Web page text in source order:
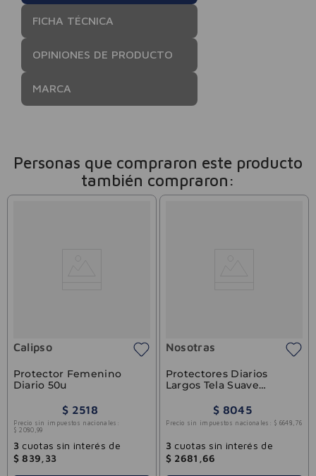
FICHA TÉCNICA
OPINIONES DE PRODUCTO
MARCA
Personas que compraron este producto
también compraron:
Calipso
Protector Femenino
Diario 50u
$ 2518
Precio sin impuestos nacionales:
$ 2080 99
3cuotas sin interés de
$ 839 33
Nosotras
Protectores Diarios
Largos Tela Suave
$ 8045
Precio sin impuestos nacionales: $ 6648 76
3cuotas sin interés de
$ 2681 66